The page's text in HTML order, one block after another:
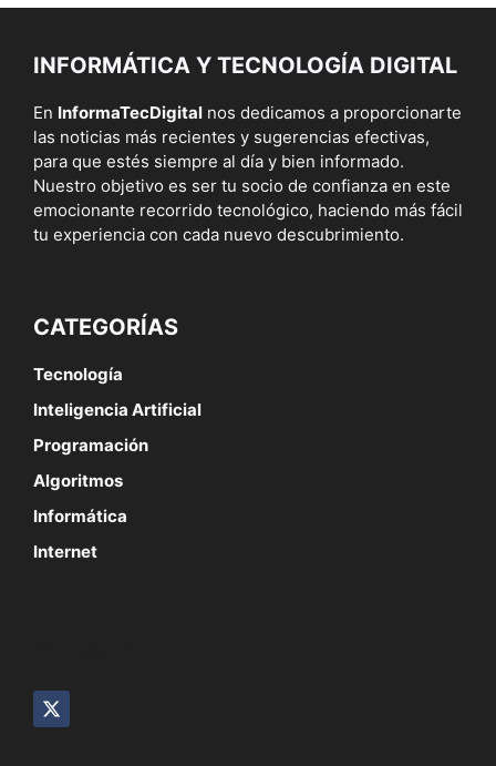
INFORMÁTICA Y TECNOLOGÍA DIGITAL
En InformaTecDigital nos dedicamos a proporcionarte
las noticias más recientes y sugerencias efectivas,
para que estés siempre al día y bien informado.
Nuestro objetivo es ser tu socio de confianza en este
emocionante recorrido tecnológico, haciendo más fácil
tu experiencia con cada nuevo descubrimiento.
CATEGORÍAS
Tecnología
Inteligencia Artificial
Programación
Algoritmos
Informática
Internet